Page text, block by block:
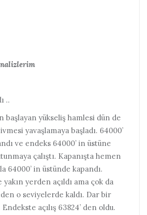
..
başlayan yükseliş hamlesi dün de
yavaşlamaya başladı. 64000’
ve endeks 64000’ in üstüne
çalıştı. Kapanışta hemen
64000’ in üstünde kapandı.
yakın yerden açıldı ama çok da
o seviyelerde kaldı. Dar bir
Endekste açılış 63824’ den oldu.